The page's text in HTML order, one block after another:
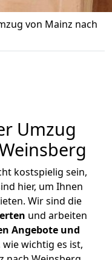
von Mainz nach
Umzug
kostspielig sein,
hier, um Ihnen
Wir sind die
und arbeiten
Angebote und
wichtig es ist,